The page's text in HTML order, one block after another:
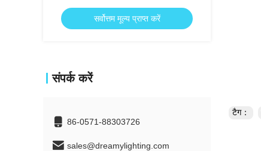
सर्वोत्तम मूल्य प्राप्त करें
संपर्क करें
86-0571-88303726
sales@dreamylighting.com
टैग：